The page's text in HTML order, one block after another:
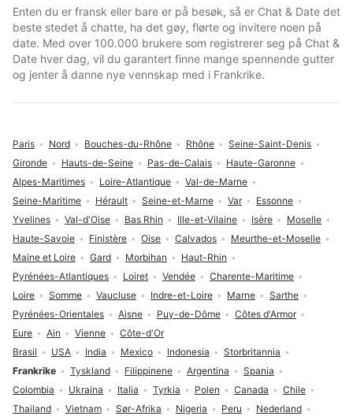
Enten du er fransk eller bare er på besøk, så er Chat & Date det
beste stedet å chatte, ha det gøy, flørte og invitere noen på
date. Med over 100.000 brukere som registrerer seg på Chat &
Date hver dag, vil du garantert finne mange spennende gutter
og jenter å danne nye vennskap med i Frankrike.
Brasil USA India Mexico Indonesia
Storbritannia
Frankrike
Tyskland Filippinene Argentina
Spania
Colombia
Ukraina Italia Tyrkia Polen Canada
Chile
Thailand
Vietnam Sør-Afrika Nigeria Peru
Nederland
Paris Nord Bouches-du-Rhône Rhône
Seine-Saint-Denis
Gironde
Hauts-de-Seine Pas-de-Calais
Haute-Garonne
Alpes-Maritimes
Loire-Atlantique
Val-de-Marne
Seine-Maritime
Hérault Seine-et-Marne Var
Essonne
Yvelines
Val-d'Oise Bas Rhin Ille-et-Vilaine Isère
Moselle
Haute-Savoie
Finistère Oise Calvados
Meurthe-et-Moselle
Maine et Loire
Gard Morbihan
Haut-Rhin
Pyrénées-Atlantiques
Loiret Vendée
Charente-Maritime
Loire
Somme Vaucluse Indre-et-Loire Marne
Sarthe
Pyrénées-Orientales
Aisne Puy-de-Dôme
Côtes d'Armor
Eure
Ain Vienne Côte-d'Or